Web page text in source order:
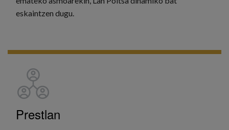
eskaintzen dugu.
Prestlan